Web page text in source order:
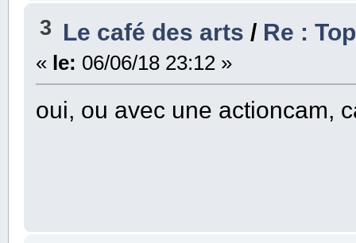
3 Le café des arts / Re :
« le: 06/06/18 23:12 »
oui, ou avec une actioncam,